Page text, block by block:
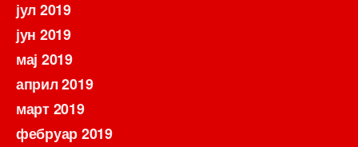
јул 2019
јун 2019
мај 2019
април 2019
март 2019
фебруар 2019